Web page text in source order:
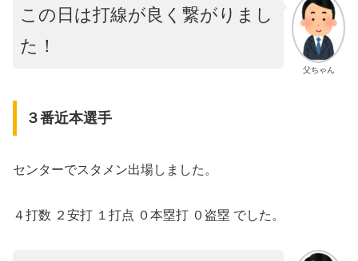
父ちゃん
この日は打線が良く繋がりまし
た！
３番近本選手
センターでスタメン出場しました。
４打数 ２安打 １打点 ０本塁打 ０盗塁 でした。